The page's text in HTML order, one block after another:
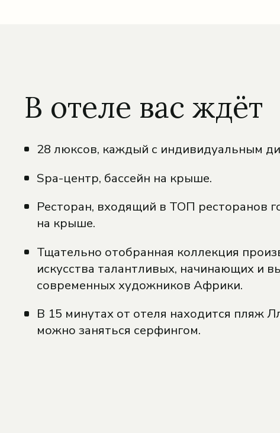
В отеле вас ждёт
28 люксов, каждый с индивидуальным
Spa-центр, бассейн на крыше.
Ресторан, входящий в ТОП ресторанов
на крыше.
Тщательно отобранная коллекция
искусства талантливых, начинающих и
современных художников Африки.
В 15 минутах от отеля находится пляж
можно заняться серфингом.